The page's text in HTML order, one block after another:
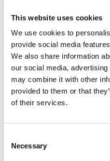
This website uses cookies
We use cookies to
provide social media
We also share information
our social media,
may combine it with other
provided to them or that
of their services.
Selection
Necessary
Syötä tietosi ja lähetä
ostoksesi